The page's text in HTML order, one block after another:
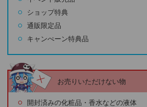
ショップ特典
通販限定品
キャンぺーン特典品
お売りいただけない物
開封済みの化粧品・香水などの液体